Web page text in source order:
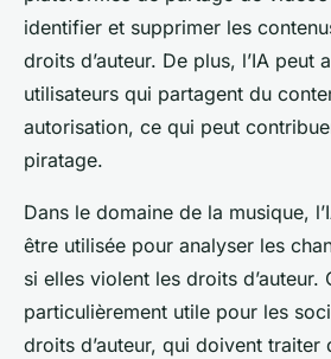
identifier et supprimer les
droits d’auteur. De plus, l’IA peut
utilisateurs qui partagent du
autorisation, ce qui peut
piratage.
Dans le domaine de la musique,
être utilisée pour analyser les
si elles violent les droits d’auteur.
particulièrement utile pour les
droits d’auteur, qui doivent traiter